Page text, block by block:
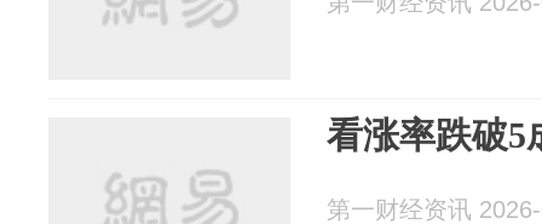
看涨率跌破5
第一财经资讯